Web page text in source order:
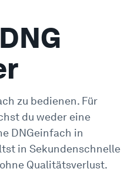
zu bedienen. Für
du weder eine
DNGeinfach in
in Sekundenschnelle
Qualitätsverlust.